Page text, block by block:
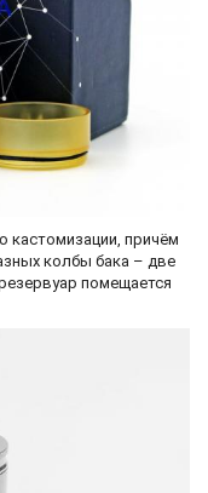
кастомизации, причём
колбы бака – две
помещается